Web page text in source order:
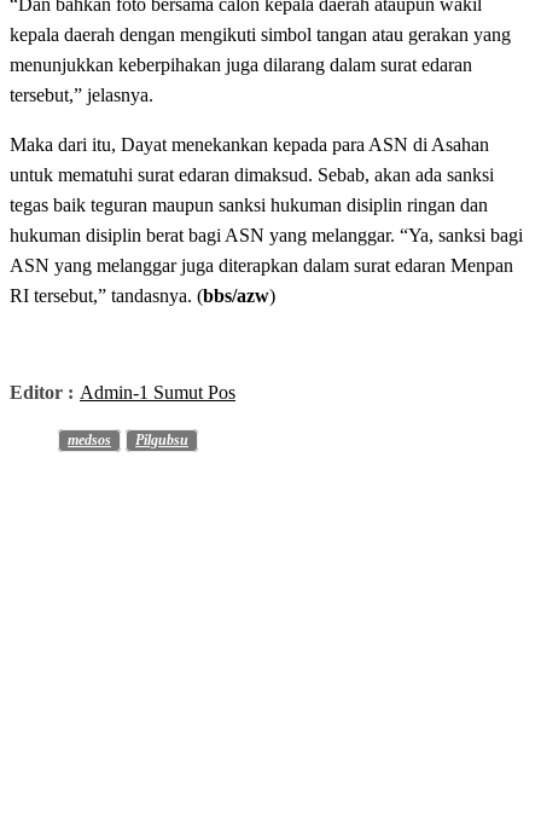
“Dan bahkan foto bersama calon kepala daerah ataupun wakil
kepala daerah dengan mengikuti simbol tangan atau gerakan yang
menunjukkan keberpihakan juga dilarang dalam surat edaran
tersebut,” jelasnya.
Maka dari itu, Dayat menekankan kepada para ASN di Asahan
untuk mematuhi surat edaran dimaksud. Sebab, akan ada sanksi
tegas baik teguran maupun sanksi hukuman disiplin ringan dan
hukuman disiplin berat bagi ASN yang melanggar. “Ya, sanksi bagi
ASN yang melanggar juga diterapkan dalam surat edaran Menpan
RI tersebut,” tandasnya. (bbs/azw)
Editor : Admin-1 Sumut Pos
medsos Pilgubsu